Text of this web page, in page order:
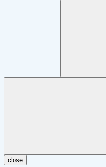
close